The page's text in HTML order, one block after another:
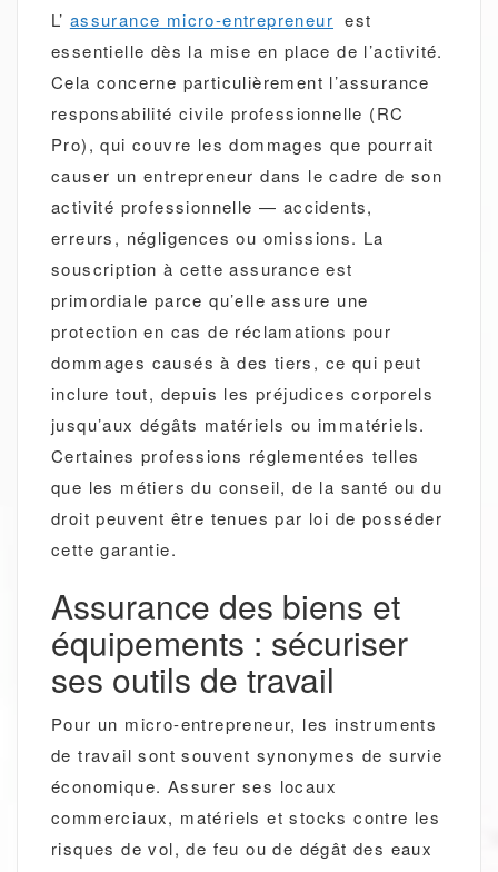
L’ assurance micro-entrepreneur est
essentielle dès la mise en place de l’activité.
Cela concerne particulièrement l’assurance
responsabilité civile professionnelle (RC
Pro), qui couvre les dommages que pourrait
causer un entrepreneur dans le cadre de son
activité professionnelle — accidents,
erreurs, négligences ou omissions. La
souscription à cette assurance est
primordiale parce qu’elle assure une
protection en cas de réclamations pour
dommages causés à des tiers, ce qui peut
inclure tout, depuis les préjudices corporels
jusqu’aux dégâts matériels ou immatériels.
Certaines professions réglementées telles
que les métiers du conseil, de la santé ou du
droit peuvent être tenues par loi de posséder
cette garantie.
Assurance des biens et
équipements : sécuriser
ses outils de travail
Pour un micro-entrepreneur, les instruments
de travail sont souvent synonymes de survie
économique. Assurer ses locaux
commerciaux, matériels et stocks contre les
risques de vol, de feu ou de dégât des eaux